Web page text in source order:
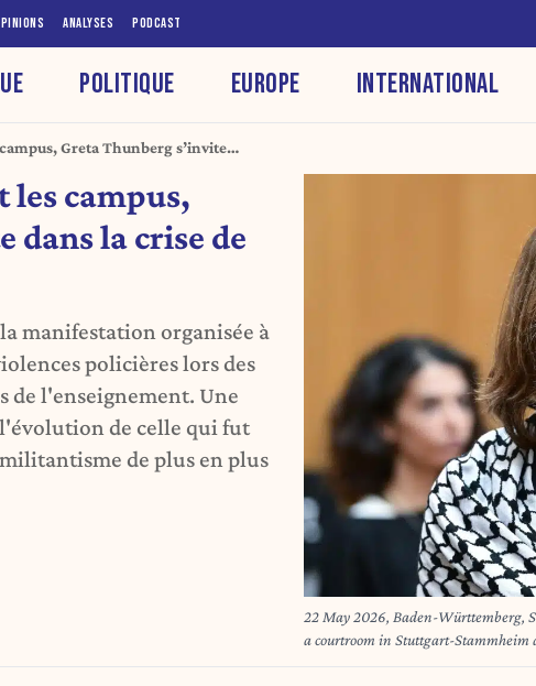
ANALYSES PODCAST
POLITIQUE EUROPE INTERNATIONAL
Greta Thunberg s’invite
les campus,
dans la crise de
manifestation organisée à
policières lors des
de l'enseignement. Une
de celle qui fut
de plus en plus
22 May 2026, Baden-Württemberg,
a courtroom in Stuttgart-
Five pro-Palestine activists are on